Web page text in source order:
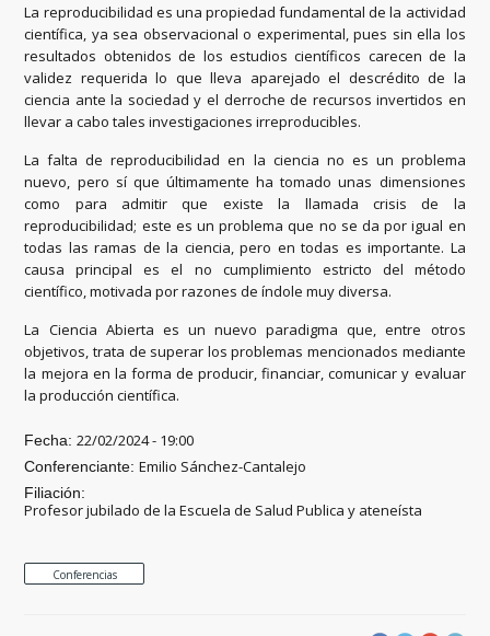
La reproducibilidad es una propiedad fundamental de la actividad
científica, ya sea observacional o experimental, pues sin ella los
resultados obtenidos de los estudios científicos carecen de la
validez requerida lo que lleva aparejado el descrédito de la
ciencia ante la sociedad y el derroche de recursos invertidos en
llevar a cabo tales investigaciones irreproducibles.
La falta de reproducibilidad en la ciencia no es un problema
nuevo, pero sí que últimamente ha tomado unas dimensiones
como para admitir que existe la llamada crisis de la
reproducibilidad; este es un problema que no se da por igual en
todas las ramas de la ciencia, pero en todas es importante. La
causa principal es el no cumplimiento estricto del método
científico, motivada por razones de índole muy diversa.
La Ciencia Abierta es un nuevo paradigma que, entre otros
objetivos, trata de superar los problemas mencionados mediante
la mejora en la forma de producir, financiar, comunicar y evaluar
la producción científica.
Fecha:22/02/2024 - 19:00
Conferenciante:Emilio Sánchez-Cantalejo
Filiación:
Profesor jubilado de la Escuela de Salud Publica y ateneísta
Conferencias